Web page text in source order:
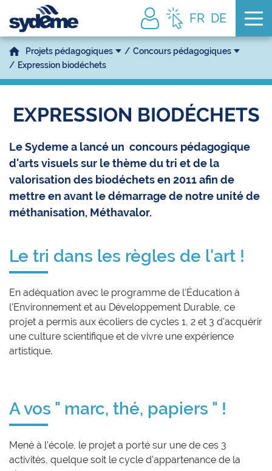
FR DE
Projets pédagogiques
Concours pédagogiques
Expression biodéchets
EXPRESSION BIODÉCHETS
Le Sydeme a lancé un concours pédagogique
d'arts visuels sur le thème du tri et de la
valorisation des biodéchets en 2011 afin de
mettre en avant le démarrage de notre unité de
méthanisation, Méthavalor.
Le tri dans les règles de l'art !
En adéquation avec le programme de l'Éducation à
l'Environnement et au Développement Durable, ce
projet a permis aux écoliers de cycles 1, 2 et 3 d'acquérir
une culture scientifique et de vivre une expérience
artistique.
A vos " marc, thé, papiers " !
Mené à l'école, le projet a porté sur une de ces 3
activités, quelque soit le cycle d'appartenance de la